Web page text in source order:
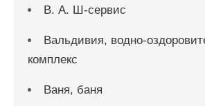
В. А. Ш-сервис
Вальдивия, водно-
комплекс
Ваня, баня